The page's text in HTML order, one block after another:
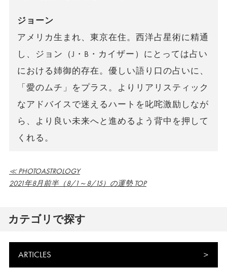
ジョーン
アメリカ生まれ、東京在住。西洋占星術に精通
し、ジョン（J・B・カイザー）にとっては占い
における姉御的存在。優しい語り口の占いに、
「愛のムチ」をプラス。よりリアリスティック
なアドバイスで迷えるハートを叱咤激励しなが
ら、より良い未来へと進めるよう背中を押して
くれる。
≪ PHOTOASTROLOGY
2021年8月前半（8/1～8/15）の運勢 TOP
カテゴリで探す
ARTICLES